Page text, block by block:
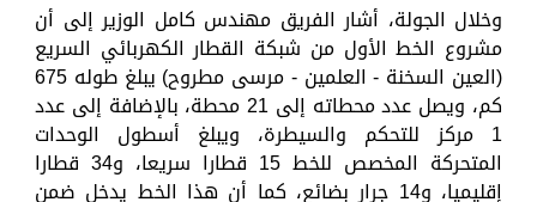
وخلال الجولة، أشار الفريق مهندس كامل الوزير إلى أن
مشروع الخط الأول من شبكة القطار الكهربائي السريع
(العين السخنة - العلمين - مرسى مطروح) يبلغ طوله 675
كم، ويصل عدد محطاته إلى 21 محطة، بالإضافة إلى عدد
1 مركز للتحكم والسيطرة، ويبلغ أسطول الوحدات
المتحركة المخصص للخط 15 قطارا سريعا، و34 قطارا
إقليميا، و14 جرار بضائع، كما أن هذا الخط يدخل ضمن